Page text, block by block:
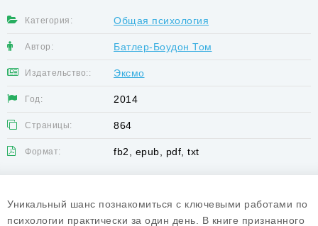
Категория: Общая психология
Автор: Батлер-Боудон Том
Издательство:: Эксмо
Год: 2014
Страницы: 864
Формат: fb2, epub, pdf, txt
Уникальный шанс познакомиться с ключевыми работами по
психологии практически за один день. В книге признанного